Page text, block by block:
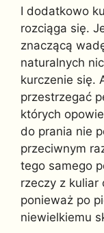
I dodatkowo
rozciąga się.
znaczącą
naturalnych
kurczenie się.
przestrzegać
których
do prania nie
przeciwnym
tego samego
rzeczy z kuliar
ponieważ po
niewielkiemu